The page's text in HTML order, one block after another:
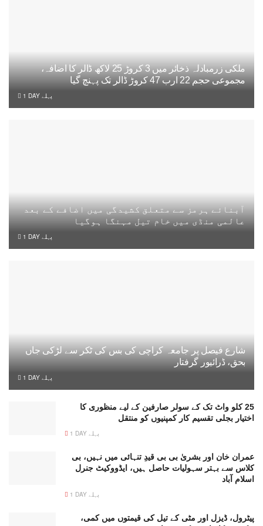
ملکی زرمبادلہ ذخائر میں 3 کروڑ 25 لاکھ ڈالر کا اضافہ،
مجموعی حجم 22 ارب 47 کروڑ ڈالر تک پہنچ گیا
1 DAY پہلے
آبنائے ہرمز سے متعلق کشیدگی میں اضافے کے بعد
عالمی منڈی میں خام تیل مہنگا ہوگیا
1 DAY پہلے
شارع فیصل پر جامعہ کراچی کی بس کی ٹکر سے لڑکی جاں
بحق، ڈرائیور گرفتار
1 DAY پہلے
25 کلو واٹ تک کے سولر صارفین کے لیے منظوری کا
اختیار بجلی تقسیم کار کمپنیوں کو منتقل
1 DAY پہلے
عمران خان اور بشریٰ بی بی قیدِ تنہائی میں نہیں، بی
کلاس سے بہتر سہولیات حاصل ہیں، ایڈووکیٹ جنرل
اسلام آباد
1 DAY پہلے
پیٹرول، ڈیزل اور مٹی کے تیل کی قیمتوں میں کمی،